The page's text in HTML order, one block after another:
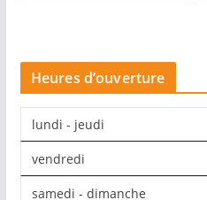
Heures d’ouverture
lundi - jeudi
vendredi
samedi - dimanche